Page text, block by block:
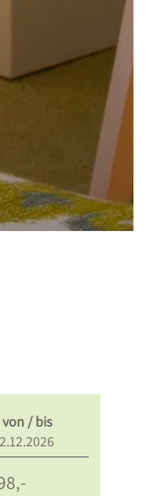
/ bis